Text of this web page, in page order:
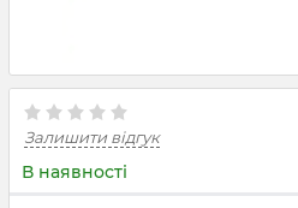
Залишити відгук
В наявності